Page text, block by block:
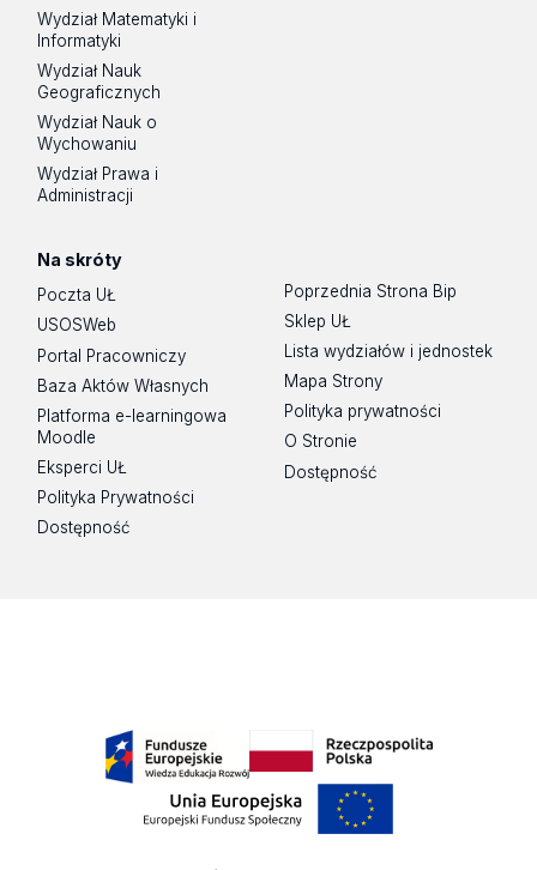
Wydział Matematyki i
Informatyki
Wydział Nauk
Geograficznych
Wydział Nauk o
Wychowaniu
Wydział Prawa i
Administracji
Na skróty
Poczta UŁ
USOSWeb
Portal Pracowniczy
Baza Aktów Własnych
Platforma e-learningowa
Moodle
Eksperci UŁ
Polityka Prywatności
Dostępność
Poprzednia Strona Bip
Sklep UŁ
Lista wydziałów i jednostek
Mapa Strony
Polityka prywatności
O Stronie
Dostępność